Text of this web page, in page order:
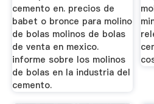
cemento en. precios de
babet o bronce para molino
de bolas molinos de bolas
de venta en mexico.
informe sobre los molinos
de bolas en la industria del
cemento.